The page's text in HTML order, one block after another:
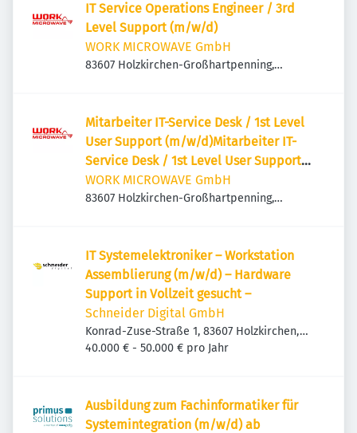
IT Service Operations Engineer / 3rd
Level Support (m/w/d)
WORK MICROWAVE GmbH
83607 Holzkirchen-Großhartpenning,
Mitarbeiter IT-Service Desk / 1st Level
User Support (m/w/d)Mitarbeiter IT-
Service Desk / 1st Level User Support
(m/w/d)
WORK MICROWAVE GmbH
83607 Holzkirchen-Großhartpenning,
IT Systemelektroniker – Workstation
Assemblierung (m/w/d) – Hardware
Support in Vollzeit gesucht –
Schneider Digital GmbH
Konrad-Zuse-Straße 1, 83607 Holzkirchen,
Deutschland
40.000 € - 50.000 € pro Jahr
Ausbildung zum Fachinformatiker für
Systemintegration (m/w/d) ab